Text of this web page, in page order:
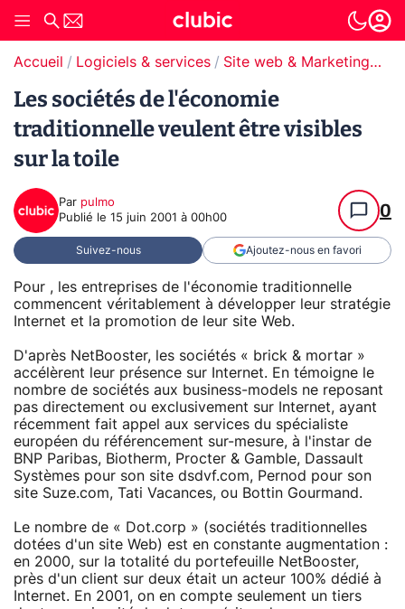
Accueil Logiciels & services Site web & Marketing Digital
Les sociétés de l'économie
traditionnelle veulent être visibles
sur la toile
Par pulmo
Publié le 15 juin 2001 à 00h00 0
Suivez-nous Ajoutez-nous en favori
Pour , les entreprises de l'économie traditionnelle
commencent véritablement à développer leur stratégie
Internet et la promotion de leur site Web.
D'après NetBooster, les sociétés « brick & mortar »
accélèrent leur présence sur Internet. En témoigne le
nombre de sociétés aux business-models ne reposant
pas directement ou exclusivement sur Internet, ayant
récemment fait appel aux services du spécialiste
européen du référencement sur-mesure, à l'instar de
BNP Paribas, Biotherm, Procter & Gamble, Dassault
Systèmes pour son site dsdvf.com, Pernod pour son
site Suze.com, Tati Vacances, ou Bottin Gourmand.
Le nombre de « Dot.corp » (sociétés traditionnelles
dotées d'un site Web) est en constante augmentation :
en 2000, sur la totalité du portefeuille NetBooster,
près d'un client sur deux était un acteur 100% dédié à
Internet. En 2001, on en compte seulement un tiers